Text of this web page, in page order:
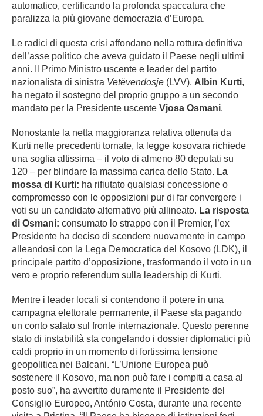
automatico, certificando la profonda spaccatura che
paralizza la più giovane democrazia d’Europa.
Le radici di questa crisi affondano nella rottura definitiva
dell’asse politico che aveva guidato il Paese negli ultimi
anni. Il Primo Ministro uscente e leader del partito
nazionalista di sinistra Vetëvendosje (LVV), Albin Kurti,
ha negato il sostegno del proprio gruppo a un secondo
mandato per la Presidente uscente Vjosa Osmani.
Nonostante la netta maggioranza relativa ottenuta da
Kurti nelle precedenti tornate, la legge kosovara richiede
una soglia altissima – il voto di almeno 80 deputati su
120 – per blindare la massima carica dello Stato. La
mossa di Kurti: ha rifiutato qualsiasi concessione o
compromesso con le opposizioni pur di far convergere i
voti su un candidato alternativo più allineato. La risposta
di Osmani: consumato lo strappo con il Premier, l’ex
Presidente ha deciso di scendere nuovamente in campo
alleandosi con la Lega Democratica del Kosovo (LDK), il
principale partito d’opposizione, trasformando il voto in un
vero e proprio referendum sulla leadership di Kurti.
Mentre i leader locali si contendono il potere in una
campagna elettorale permanente, il Paese sta pagando
un conto salato sul fronte internazionale. Questo perenne
stato di instabilità sta congelando i dossier diplomatici più
caldi proprio in un momento di fortissima tensione
geopolitica nei Balcani. “L’Unione Europea può
sostenere il Kosovo, ma non può fare i compiti a casa al
posto suo”, ha avvertito duramente il Presidente del
Consiglio Europeo, António Costa, durante una recente